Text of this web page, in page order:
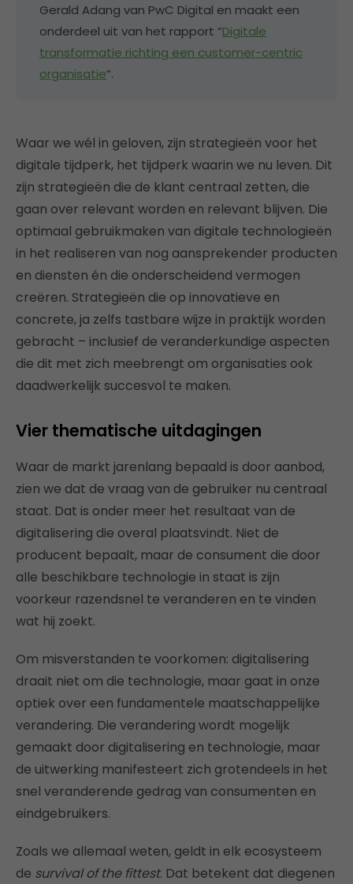
Gerald Adang van PwC Digital en maakt een
onderdeel uit van het rapport “Digitale
transformatie richting een customer-centric
organisatie“.
Waar we wél in geloven, zijn strategieën voor het
digitale tijdperk, het tijdperk waarin we nu leven. Dit
zijn strategieën die de klant centraal zetten, die
gaan over relevant worden en relevant blijven. Die
optimaal gebruikmaken van digitale technologieën
in het realiseren van nog aansprekender producten
en diensten én die onderscheidend vermogen
creëren. Strategieën die op innovatieve en
concrete, ja zelfs tastbare wijze in praktijk worden
gebracht – inclusief de veranderkundige aspecten
die dit met zich meebrengt om organisaties ook
daadwerkelijk succesvol te maken.
Vier thematische uitdagingen
Waar de markt jarenlang bepaald is door aanbod,
zien we dat de vraag van de gebruiker nu centraal
staat. Dat is onder meer het resultaat van de
digitalisering die overal plaatsvindt. Niet de
producent bepaalt, maar de consument die door
alle beschikbare technologie in staat is zijn
voorkeur razendsnel te veranderen en te vinden
wat hij zoekt.
Om misverstanden te voorkomen: digitalisering
draait niet om die technologie, maar gaat in onze
optiek over een fundamentele maatschappelijke
verandering. Die verandering wordt mogelijk
gemaakt door digitalisering en technologie, maar
de uitwerking manifesteert zich grotendeels in het
snel veranderende gedrag van consumenten en
eindgebruikers.
Zoals we allemaal weten, geldt in elk ecosysteem
de survival of the fittest. Dat betekent dat diegenen